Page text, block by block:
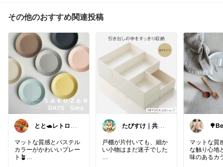
その他のおすすめ関連投稿
とと🐢レトロポ
雑貨👒
マットな質感とパステル
カラーがかわいいプレー
ト🪴
たびすけ｜共働
ッチン
戸棚が片付いても、細か
い小物はまだ迷子でした
マットな質
な触り心地
味のあるカ